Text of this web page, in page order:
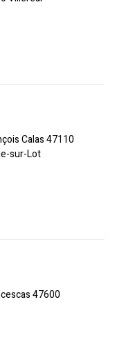
Calas 47110
sur-Lot
47600